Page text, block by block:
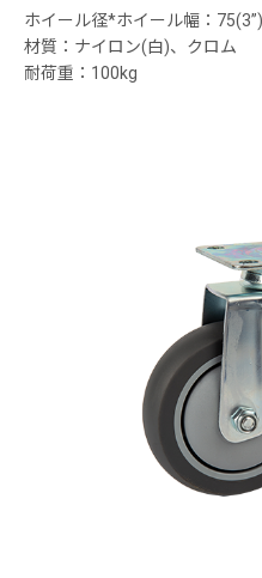
ホイール径*ホイール幅：
材質：ナイロン(白)、クロム
耐荷重：100kg